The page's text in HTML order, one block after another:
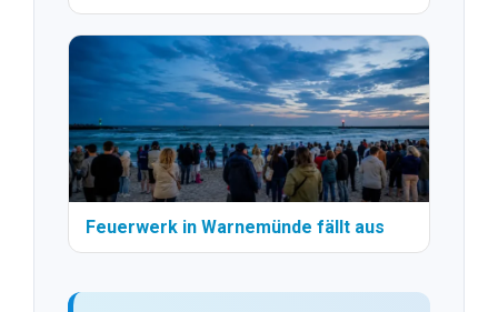
Feuerwerk in Warnemünde fällt aus